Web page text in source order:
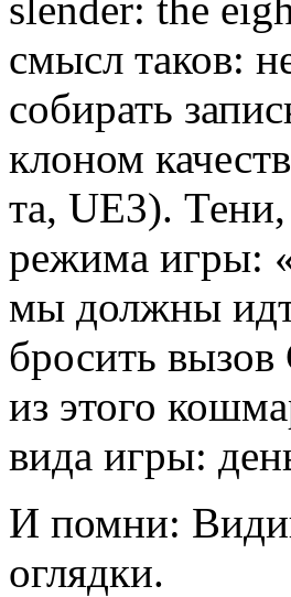
смысл таков:
собирать
клоном
та, UE3).
режима игры:
мы должны
бросить вызов
из этого
вида игры:
И помни:
оглядки.